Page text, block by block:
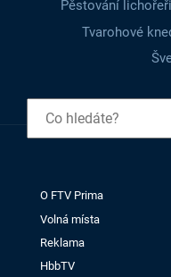
Pěstování
Tvarohové
O FTV Prima
Volná místa
Reklama
HbbTV